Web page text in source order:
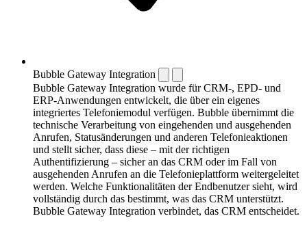
Bubble Gateway Integration
Bubble Gateway Integration wurde für CRM-, EPD- und
ERP-Anwendungen entwickelt, die über ein eigenes
integriertes Telefonie­modul verfügen. Bubble übernimmt die
technische Verarbeitung von eingehenden und ausgehenden
Anrufen, Statusänderungen und anderen Telefonie­aktionen
und stellt sicher, dass diese – mit der richtigen
Authentifizierung – sicher an das CRM oder im Fall von
ausgehenden Anrufen an die Telefonieplattform weitergeleitet
werden. Welche Funktionalitäten der Endbenutzer sieht, wird
vollständig durch das bestimmt, was das CRM unterstützt.
Bubble Gateway Integration verbindet, das CRM entscheidet.